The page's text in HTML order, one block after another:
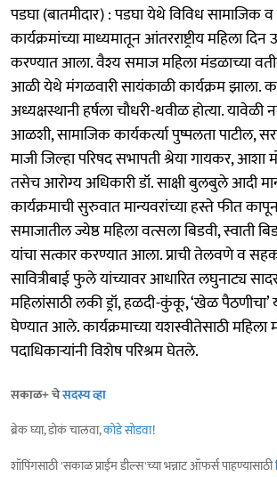
पडघा (बातमीदार) : पडघा येथे विविध सामाजिक
कार्यक्रमांच्या माध्यमातून आंतरराष्ट्रीय महिला दिन
करण्यात आला. वैश्य समाज महिला मंडळाच्या
आळी येथे मंगळवारी सायंकाळी कार्यक्रम झाला.
अध्यक्षस्थानी हर्षला चौधरी-थवीळ होत्या. यावेळी
आळशी, सामाजिक कार्यकर्त्या पुष्पलता पाटील,
माजी जिल्हा परिषद सभापती श्रेया गायकर, आशा
तसेच आरोग्य अधिकारी डॉ. साक्षी बुलबुले आदी
कार्यक्रमाची सुरुवात मान्यवरांच्या हस्ते फीत
समाजातील ज्येष्ठ महिला वत्सला बिडवी, स्वाती
यांचा सत्कार करण्यात आला. प्राची तेलवणे व
सावित्रीबाई फुले यांच्यावर आधारित लघुनाट्य
महिलांसाठी लकी ड्रॉ, हळदी-कुंकू, ‘खेळ पैठणीचा’
घेण्यात आले. कार्यक्रमाच्या यशस्वीतेसाठी महिला
पदाधिकाऱ्यांनी विशेष परिश्रम घेतले.
सकाळ+ चेसदस्य व्हा
ब्रेक घ्या, डोकं चालवा,कोडे सोडवा!
शॉपिंगसाठी 'सकाळ प्राईम डील्स'च्या भन्नाट ऑफर्स पाहण्यासाठी